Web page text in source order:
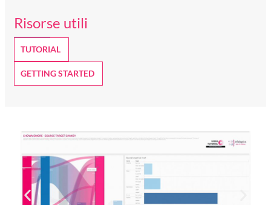
Risorse utili
TUTORIAL
GETTING STARTED